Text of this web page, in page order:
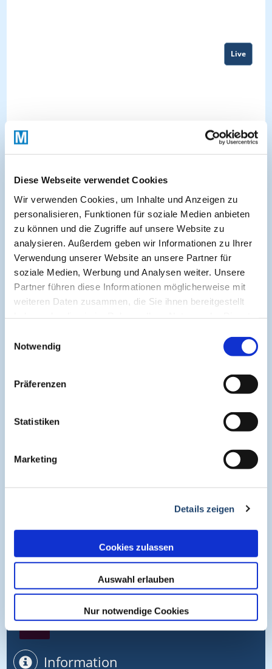
Diese Webseite verwendet Cookies
Wir verwenden Cookies, um Inhalte und Anzeigen zu
personalisieren, Funktionen für soziale Medien anbieten
zu können und die Zugriffe auf unsere Website zu
analysieren. Außerdem geben wir Informationen zu Ihrer
Verwendung unserer Website an unsere Partner für
soziale Medien, Werbung und Analysen weiter. Unsere
Partner führen diese Informationen möglicherweise mit
weiteren Daten zusammen, die Sie ihnen bereitgestellt
Notwendig
Präferenzen
Statistiken
Marketing
Details zeigen
Cookies zulassen
Auswahl erlauben
Nur notwendige Cookies
Live
About
Cogitando-GmbH
c/o CME-Verlag Medcram
Im Birnengarten 7
91077 Neunkirchen am Brand
+49 (0)9134 2290930
Online Symposien
Symposium One Health
Symposium Asthma und Allergien
Gemeinsam gegen ADIPOSITAS
Information